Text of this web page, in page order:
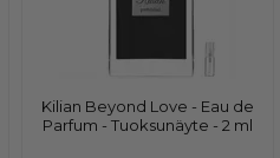
Kilian Beyond Love - Eau de
Parfum - Tuoksunäyte - 2 ml